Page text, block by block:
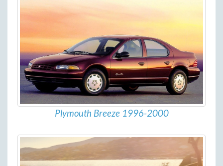
Plymouth Breeze 1996-2000